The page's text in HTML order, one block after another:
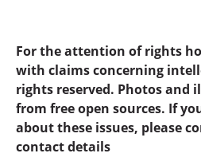
For the attention of rights
with claims concerning
rights reserved. Photos and
from free open sources. If
about these issues, please
contact details